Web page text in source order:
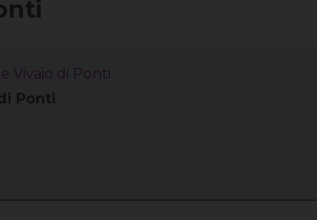
Vivaio di Ponti
Ponti